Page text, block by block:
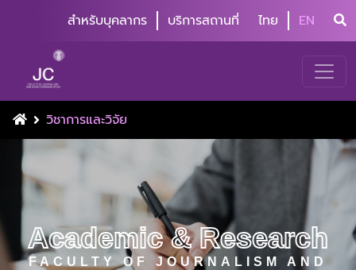
สำหรับบุคลากร บริการสถานที่ ไทย EN
วิชาการและวิจัย
Academic & Research
FACULTY OF JOURNALISM AND